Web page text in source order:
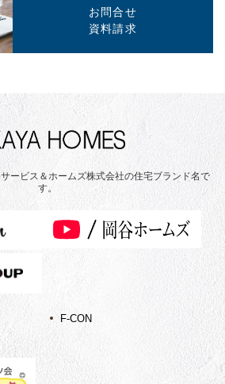
お問合せ
資料請求
サービス＆ホームズ株式会社の住宅ブランド名で
す。
F-CON